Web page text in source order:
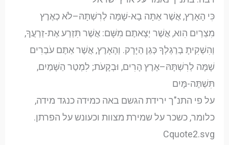
כִּי הָאָרֶץ, אֲשֶׁר אַתָּה בָא-שָׁמָּה לְרִשְׁתָּהּ–לֹא כְאֶרֶץ
מִצְרַיִם הִוא, אֲשֶׁר יְצָאתֶם מִשָּׁם: אֲשֶׁר תִּזְרַע אֶת-זַרְעֲךָ,
וְהִשְׁקִיתָ בְרַגְלְךָ כְּגַן הַיָּרָק. וְהָאָרֶץ, אֲשֶׁר אַתֶּם עֹבְרִים
שָׁמָּה לְרִשְׁתָּהּ–אֶרֶץ הָרִים, וּבְקָעֹת; לִמְטַר הַשָּׁמַיִם,
תִּשְׁתֶּה-מָּיִם
על פי התנ"ך ירידת הגשם באה כמידה כנגד מידה,
כלומר, כשכר על שמירת מצוות וכעונש על הפרתן.
Cquote2.svg